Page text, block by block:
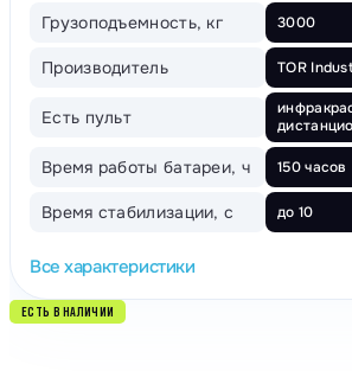
Грузоподъемность, кг 3000
Производитель TOR
Есть пульт
Время работы батареи, ч 150 часов
Время стабилизации, с до 10
Все характеристики
ЕСТЬ В НАЛИЧИИ